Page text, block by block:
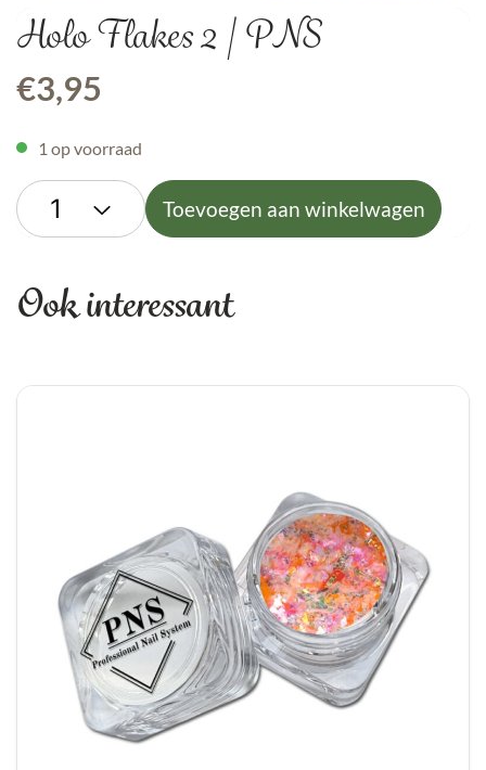
Holo Flakes 2 | PNS
€3,95
1 op voorraad
Toevoegen aan winkelwagen
Ook interessant